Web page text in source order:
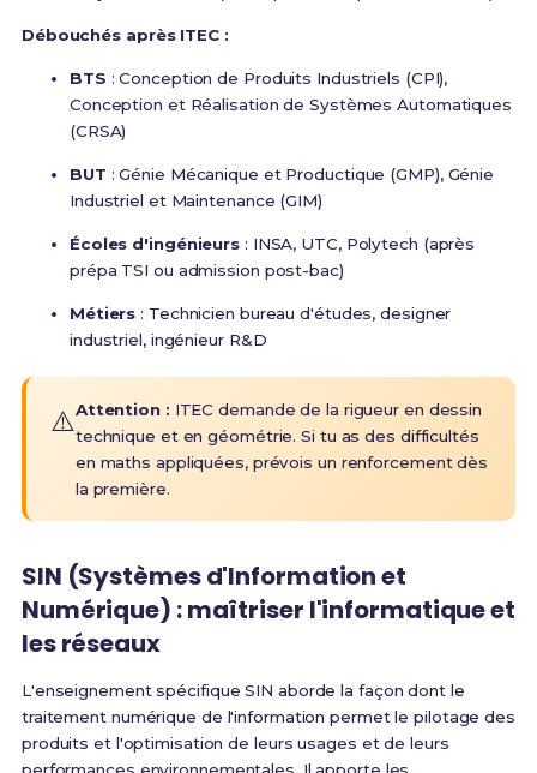
Débouchés après ITEC :
BTS : Conception de Produits Industriels (CPI),
Conception et Réalisation de Systèmes Automatiques
(CRSA)
BUT : Génie Mécanique et Productique (GMP), Génie
Industriel et Maintenance (GIM)
Écoles d'ingénieurs : INSA, UTC, Polytech (après
prépa TSI ou admission post-bac)
Métiers : Technicien bureau d'études, designer
industriel, ingénieur R&D
⚠️Attention : ITEC demande de la rigueur en dessin
technique et en géométrie. Si tu as des difficultés
en maths appliquées, prévois un renforcement dès
la première.
SIN (Systèmes d'Information et
Numérique) : maîtriser l'informatique et
les réseaux
L'enseignement spécifique SIN aborde la façon dont le
traitement numérique de l'information permet le pilotage des
produits et l'optimisation de leurs usages et de leurs